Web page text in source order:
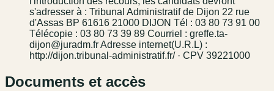
s'adresser à : Tribunal Administratif de Dijon 22 rue
d'Assas BP 61616 21000 DIJON Tél : 03 80 73 91 00
Télécopie : 03 80 73 39 89 Courriel : greffe.ta-
dijon@juradm.fr Adresse internet(U.R.L) :
http://dijon.tribunal-administratif.fr/ · CPV 39221000
Documents et accès